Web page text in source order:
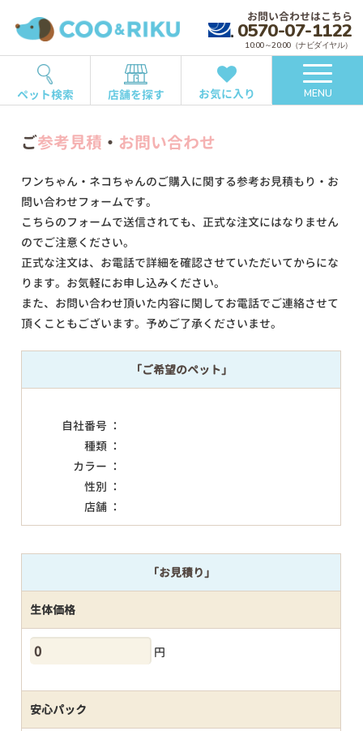
お問い合わせはこちら
0570-07-1122
10:00～20:00（ナビダイヤル）
ペット検索 店舗を探す お気に入り MENU
ご参考見積 ・ お問い合わせ
ワンちゃん・ネコちゃんのご購入に関する参考お見積もり・お
問い合わせフォームです。
こちらのフォームで送信されても、正式な注文にはなりません
のでご注意ください。
正式な注文は、お電話で詳細を確認させていただいてからにな
ります。お気軽にお申し込みください。
また、お問い合わせ頂いた内容に関してお電話でご連絡させて
頂くこともございます。予めご了承くださいませ。
「ご希望のペット」
自社番号 ：
種類 ：
カラー ：
性別 ：
店舗 ：
「お見積り」
生体価格
円
安心パック